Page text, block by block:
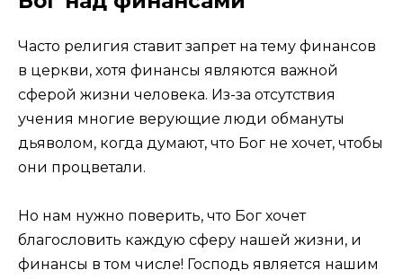
Часто религия ставит запрет на тему финансов
в церкви, хотя финансы являются важной
сферой жизни человека. Из-за отсутствия
учения многие верующие люди обмануты
дьяволом, когда думают, что Бог не хочет, чтобы
они процветали.
Но нам нужно поверить, что Бог хочет
благословить каждую сферу нашей жизни, и
финансы в том числе! Господь является нашим